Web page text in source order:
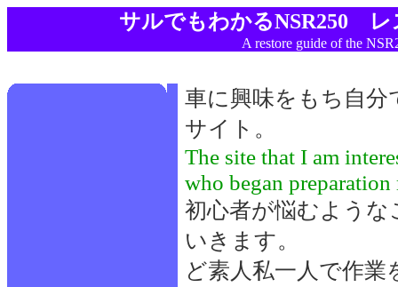
サルでもわかるNSR250 レ
A restore guide of the
車に興味をもち自分
サイト。
The site that I am
who began
初心者が悩むよう
いきます。
ど素人私一人で作